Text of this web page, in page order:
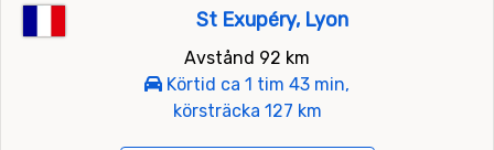
St Exupéry, Lyon
Avstånd 92 km
Körtid ca 1 tim 43 min,
körsträcka 127 km